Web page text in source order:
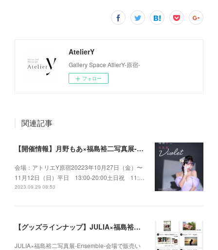
AtelierY
Gallery Space AtlierY-原宿-
フォロー
関連記事
【開催情報】月野もあ×福島裕二写真展-Violet-
会場：アトリエY原宿20223年10月27日（金）〜
11月12日（日）平日 13:00-20:00土日祝 11:…
2023.09.29 08:53
【グッズラインナップ】JULIA×福島裕二写真展-Ensemble-
JULIA×福島裕二写真展-Ensemble-会場で販売い